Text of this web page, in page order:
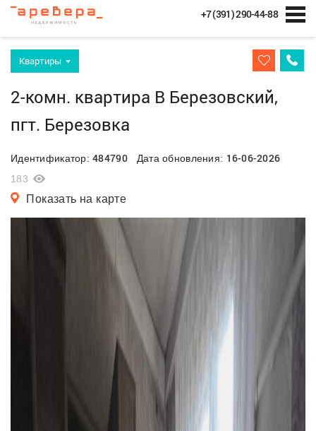
+7 (391) 290-44-88
Квартиры
2-комн. квартира В Березовский,
пгт. Березовка
Идентификатор:484790Дата обновления: 16-06-2026
183
Показать на карте